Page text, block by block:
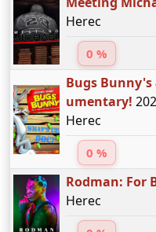
Herec
0 %
Bugs Bunny's
umentary!
Herec
0 %
Rodman: For
Herec